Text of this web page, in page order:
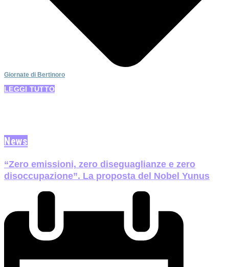
Giornate di Bertinoro
LEGGI TUTTO
News
“Zero emissioni, zero diseguaglianze e zero
disoccupazione”. La proposta del Nobel Yunus